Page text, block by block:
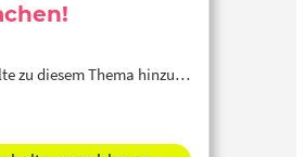
zu diesem Thema hinzu…